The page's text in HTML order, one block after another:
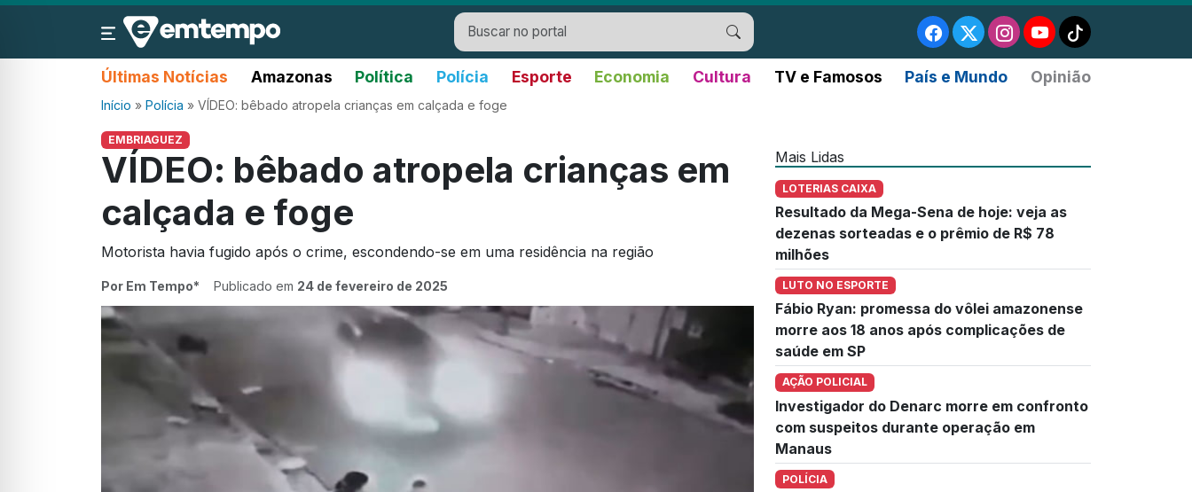
Últimas Notícias Amazonas Política Polícia Esporte Economia Cultura TV e Famosos País e Mundo Opinião
Início » Polícia » VÍDEO: bêbado atropela crianças em calçada e foge
EMBRIAGUEZ
VÍDEO: bêbado atropela crianças em
calçada e foge
Motorista havia fugido após o crime, escondendo-se em uma residência na região
Por Em Tempo* Publicado em 24 de fevereiro de 2025
Mais Lidas
LOTERIAS CAIXA
Resultado da Mega-Sena de hoje: veja as
dezenas sorteadas e o prêmio de R$ 78
milhões
LUTO NO ESPORTE
Fábio Ryan: promessa do vôlei amazonense
morre aos 18 anos após complicações de
saúde em SP
AÇÃO POLICIAL
Investigador do Denarc morre em confronto
com suspeitos durante operação em
Manaus
POLÍCIA